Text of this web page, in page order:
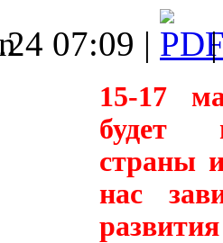
07:09 |
15-17
будет
страны
нас